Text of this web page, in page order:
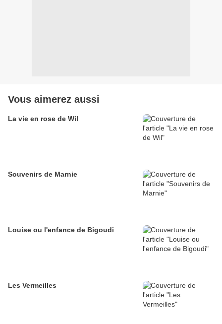
Vous aimerez aussi
La vie en rose de Wil
Souvenirs de Marnie
Louise ou l'enfance de Bigoudi
Les Vermeilles